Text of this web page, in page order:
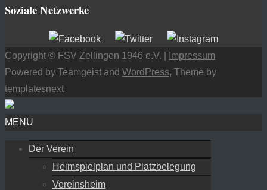
Soziale Netzwerke
Copyright © FSV Zellingen 1946 e.V. |
Impressum
Powered by Teamgeist and WordPress, Theme by
templatesnext
MENU
Der Verein
Heimspielplan und Platzbelegung
Vereinsheim